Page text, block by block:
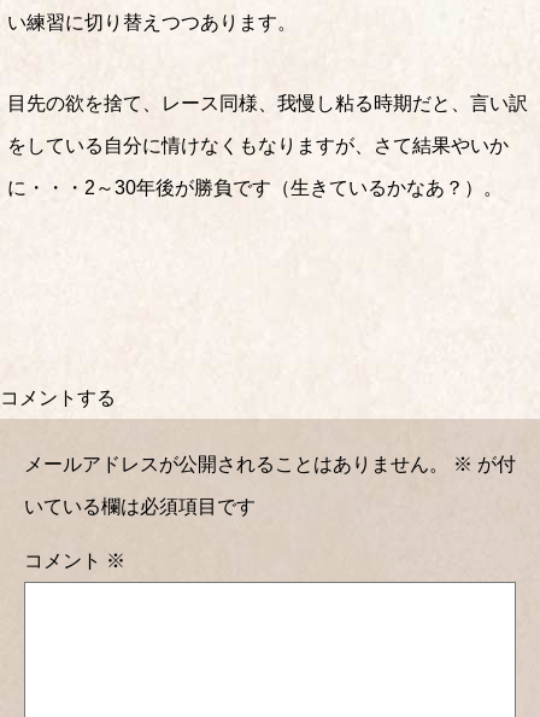
い練習に切り替えつつあります。
目先の欲を捨て、レース同様、我慢し粘る時期だと、言い訳
をしている自分に情けなくもなりますが、さて結果やいか
に・・・2～30年後が勝負です（生きているかなあ？）。
コメントする
メールアドレスが公開されることはありません。 ※ が付
いている欄は必須項目です
コメント ※